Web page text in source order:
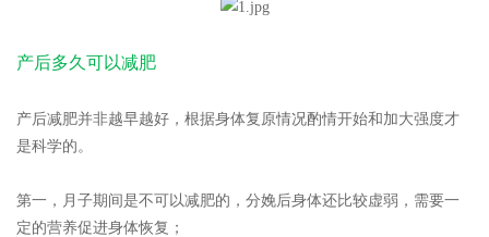
产后多久可以减肥
产后减肥并非越早越好，根据身体复原情况酌情开始和加大强度才
是科学的。
第一，月子期间是不可以减肥的，分娩后身体还比较虚弱，需要一
定的营养促进身体恢复；